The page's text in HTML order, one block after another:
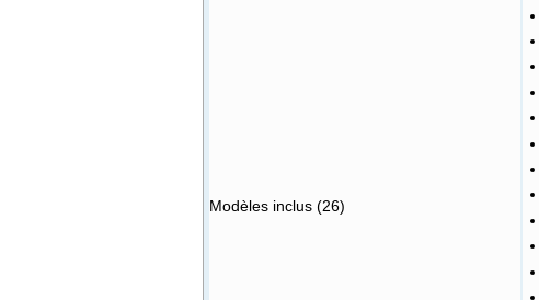
Modèles inclus (26)